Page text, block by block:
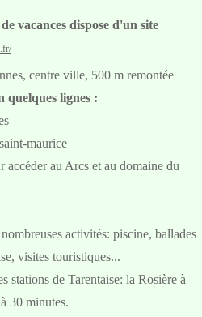
vacances dispose d'un site
centre ville, 500 m remontée
quelques lignes :
maurice
au Arcs et au domaine du
activités: piscine, ballades
visites touristiques...
stations de Tarentaise: la Rosière à
30 minutes.